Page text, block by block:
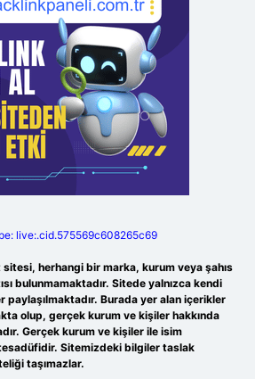
live:.cid.575569c608265c69
herhangi bir marka, kurum veya şahıs
bulunmamaktadır. Sitede yalnızca kendi
paylaşılmaktadır. Burada yer alan içerikler
olup, gerçek kurum ve kişiler hakkında
Gerçek kurum ve kişiler ile isim
Sitemizdeki bilgiler taslak
taşımazlar.